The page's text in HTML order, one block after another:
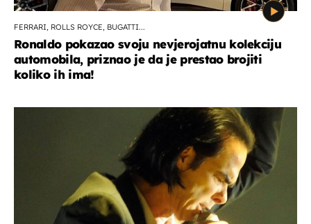
FERRARI, ROLLS ROYCE, BUGATTI...
Ronaldo pokazao svoju nevjerojatnu kolekciju
automobila, priznao je da je prestao brojiti
koliko ih ima!